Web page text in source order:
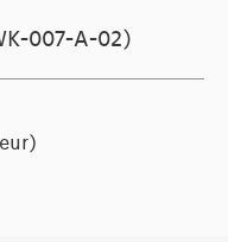
007-A-02)